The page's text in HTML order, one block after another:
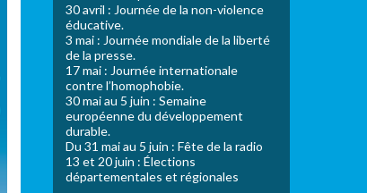
30 avril : Journée de la non-violence
éducative.
3 mai : Journée mondiale de la liberté
de la presse.
17 mai : Journée internationale
contre l’homophobie.
30 mai au 5 juin : Semaine
européenne du développement
durable.
Du 31 mai au 5 juin : Fête de la radio
13 et 20 juin : Élections
départementales et régionales